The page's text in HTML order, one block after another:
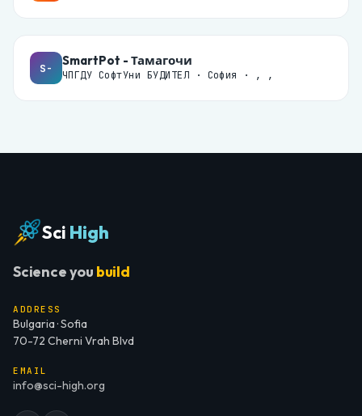
S- SmartPot - Тамагочи
ЧПГДУ СофтУни БУДИТЕЛ · София · , ,
Sci High
Science you build
ADDRESS
Bulgaria · Sofia
70-72 Cherni Vrah Blvd
EMAIL
info@sci-high.org